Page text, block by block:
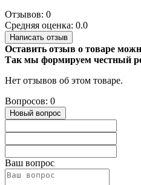
Отзывов: 0
Средняя оценка: 0.0
Написать отзыв
Оставить отзыв о товаре
Так мы формируем честный
Нет отзывов об этом товаре.
Вопросов: 0
Новый вопрос
Ваш вопрос